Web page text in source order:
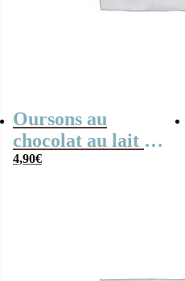
Oursons au
chocolat au lait x3
“Je suis une
4,90€